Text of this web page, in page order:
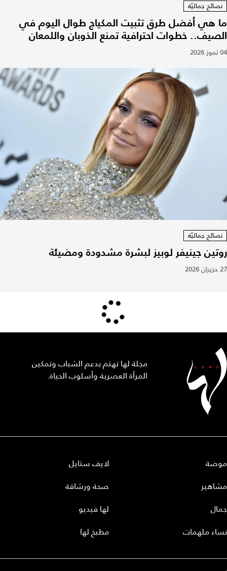
نصائح جماليّة
ما هي أفضل طرق تثبيت المكياج طوال اليوم في
الصيف.. خطوات احترافية تمنع الذوبان واللمعان
04 تموز 2026
نصائح جماليّة
روتين جينيفر لوبيز لبشرة مشدودة ومضيئة
27 حزيران 2026
مجلة لها تهتم بدعم الشباب وتمكين
المرأة العصرية وأسلوب الحياة.
موضة
مشاهير
جمال
نساء ملهمات
لايف ستايل
صحة ورشاقة
لها فيديو
مطبخ لها